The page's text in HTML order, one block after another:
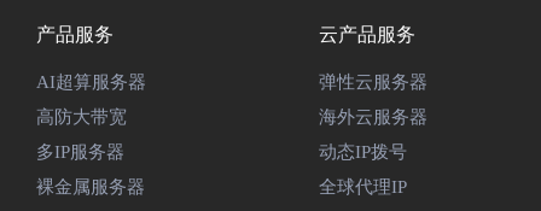
产品服务
AI超算服务器
高防大带宽
多IP服务器
裸金属服务器
云产品服务
弹性云服务器
海外云服务器
动态IP拨号
全球代理IP